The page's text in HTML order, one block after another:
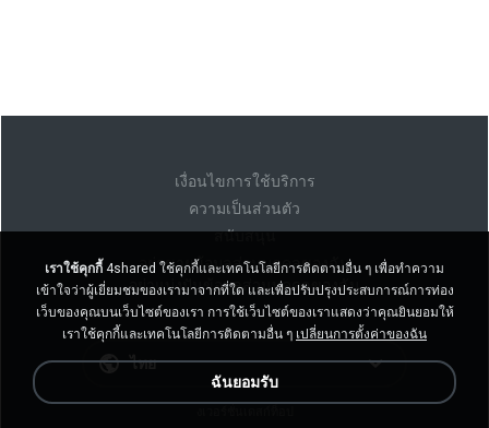
เงื่อนไขการใช้บริการ
ความเป็นส่วนตัว
สนับสนุน
อย่าขายข้อมูลส่วนบุคคลของฉัน
อย่าแบ่งปันข้อมูลส่วนบุคคลของฉัน
ไทย
เราใช้คุกกี้ 4shared ใช้คุกกี้และเทคโนโลยีการติดตามอื่น ๆ เพื่อทำความ
เข้าใจว่าผู้เยี่ยมชมของเรามาจากที่ใด และเพื่อปรับปรุงประสบการณ์การท่อง
เว็บของคุณบนเว็บไซต์ของเรา การใช้เว็บไซต์ของเราแสดงว่าคุณยินยอมให้
เราใช้คุกกี้และเทคโนโลยีการติดตามอื่น ๆ เปลี่ยนการตั้งค่าของฉัน
ฉันยอมรับ